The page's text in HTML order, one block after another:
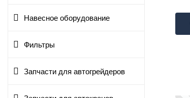
Навесное оборудование
Фильтры
Запчасти для автогрейдеров